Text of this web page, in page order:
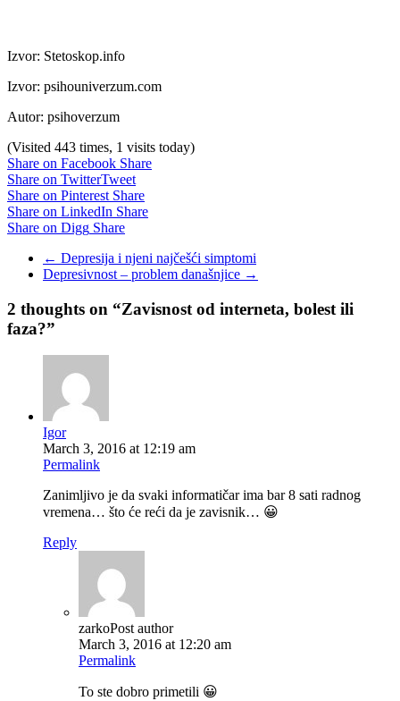
Izvor: Stetoskop.info
Izvor: psihouniverzum.com
Autor: psihoverzum
(Visited 443 times, 1 visits today)
Share on Facebook Share
Share on TwitterTweet
Share on Pinterest Share
Share on LinkedIn Share
Share on Digg Share
← Depresija i njeni najčešći simptomi
Depresivnost – problem današnjice →
2 thoughts on “Zavisnost od interneta, bolest ili
faza?”
Igor
March 3, 2016 at 12:19 am
Permalink
Zanimljivo je da svaki informatičar ima bar 8 sati radnog
vremena… što će reći da je zavisnik… 😀
Reply
zarkoPost author
March 3, 2016 at 12:20 am
Permalink
To ste dobro primetili 😀